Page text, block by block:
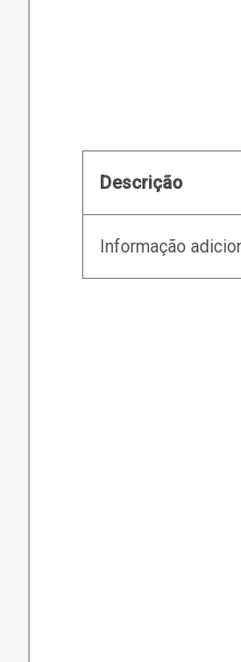
Descrição
Informação